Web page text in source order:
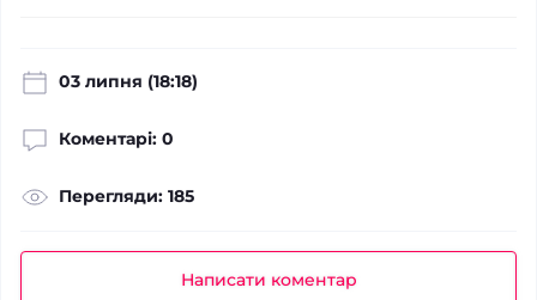
03 липня (18:18)
Коментарі: 0
Перегляди: 185
Написати коментар